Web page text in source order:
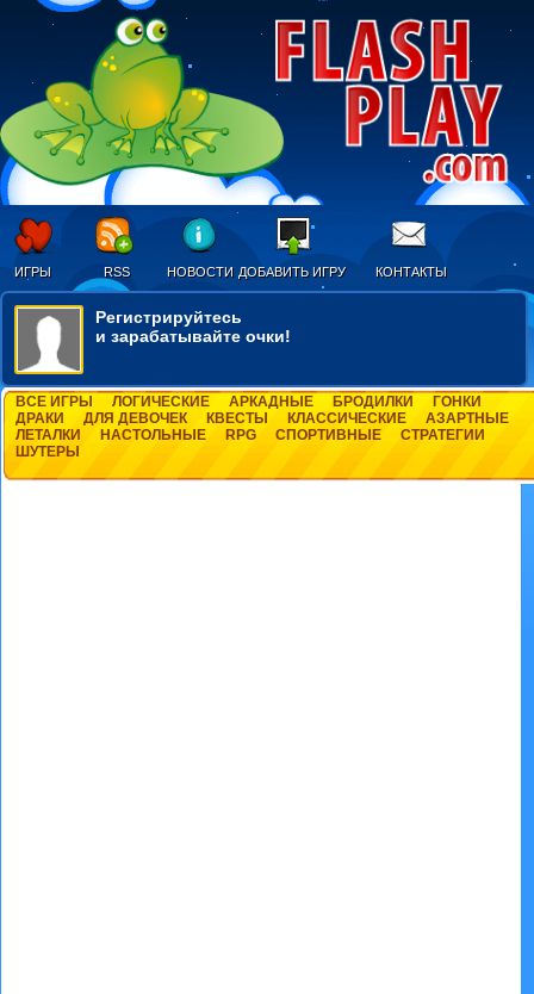
ИГРЫ RSS НОВОСТИ ДОБАВИТЬ ИГРУ КОНТАКТЫ
Регистрируйтесь
и зарабатывайте очки!
ВСЕ ИГРЫ ЛОГИЧЕСКИЕ АРКАДНЫЕ БРОДИЛКИ
ГОНКИ
ДРАКИ
ДЛЯ ДЕВОЧЕК КВЕСТЫ КЛАССИЧЕСКИЕ
АЗАРТНЫЕ
ЛЕТАЛКИ
НАСТОЛЬНЫЕ RPG СПОРТИВНЫЕ
СТРАТЕГИИ
ШУТЕРЫ